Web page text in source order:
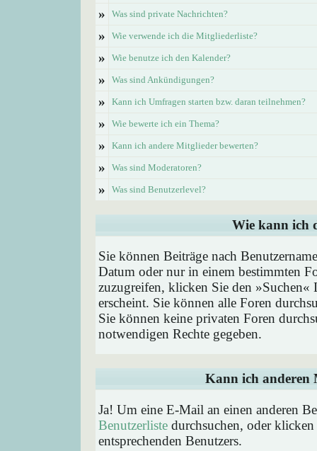
» Was sind private Nachrichten?
» Wie verwende ich die Mitgliederliste?
» Wie benutze ich den Kalender?
» Was sind Ankündigungen?
» Kann ich Umfragen starten bzw. daran teilnehmen?
» Wie bewerte ich ein Thema?
» Kann ich andere Mitglieder bewerten?
» Was sind Moderatoren?
» Was sind Benutzerlevel?
Wie kann ich
Sie können Beiträge nach
Datum oder nur in einem bestimmten
zuzugreifen, klicken Sie den »Suchen«
erscheint. Sie können alle Foren
Sie können keine privaten Foren
notwendigen Rechte gegeben.
Kann ich anderen
Ja! Um eine E-Mail an einen anderen
Benutzerliste durchsuchen, oder
entsprechenden Benutzers.